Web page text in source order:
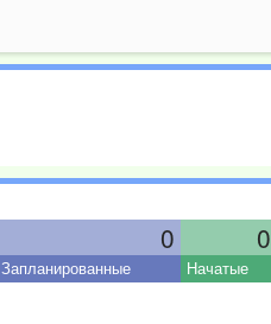
0 0
Запланированные Начатые